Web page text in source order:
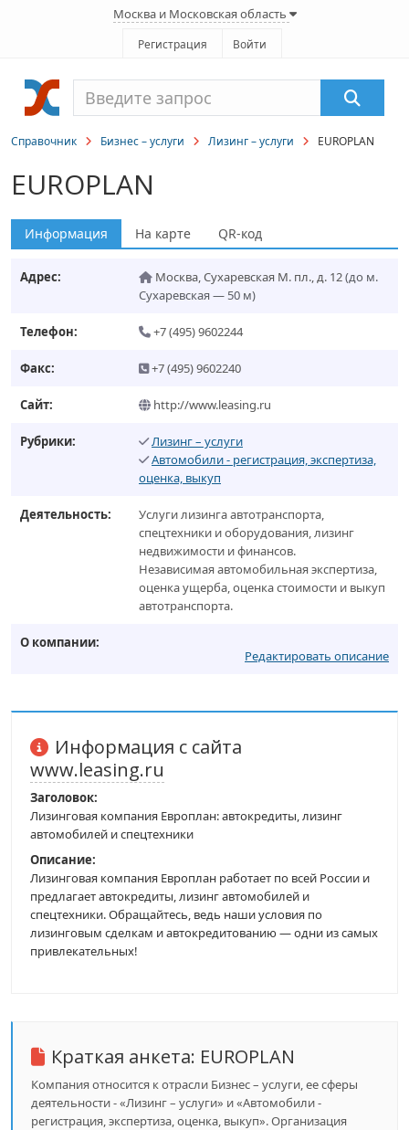
Москва и Московская область
Регистрация Войти
Справочник Бизнес – услуги Лизинг – услуги EUROPLAN
EUROPLAN
Информация На карте QR-код
Адрес: Москва,Сухаревская М. пл., д. 12(до м.
Сухаревская — 50 м)
Телефон: +7 (495) 9602244
Факс: +7 (495) 9602240
Сайт: http://www.leasing.ru
Рубрики:
Лизинг – услуги
Автомобили - регистрация, экспертиза,
оценка, выкуп
Деятельность:
Услуги лизинга автотранспорта,
спецтехники и оборудования, лизинг
недвижимости и финансов.
Независимая автомобильная экспертиза,
оценка ущерба, оценка стоимости и выкуп
автотранспорта.
О компании:
Редактировать описание
Информация с сайта
www.leasing.ru
Заголовок:
Лизинговая компания Европлан: автокредиты, лизинг
автомобилей и спецтехники
Описание:
Лизинговая компания Европлан работает по всей России и
предлагает автокредиты, лизинг автомобилей и
спецтехники. Обращайтесь, ведь наши условия по
лизинговым сделкам и автокредитованию — одни из самых
привлекательных!
Краткая анкета: EUROPLAN
Компания относится к отрасли Бизнес – услуги, ее сферы
деятельности - «Лизинг – услуги» и «Автомобили -
регистрация, экспертиза, оценка, выкуп». Организация